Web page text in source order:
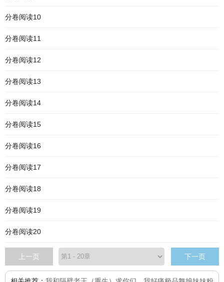
分卷阅读10
分卷阅读11
分卷阅读12
分卷阅读13
分卷阅读14
分卷阅读15
分卷阅读16
分卷阅读17
分卷阅读18
分卷阅读19
分卷阅读20
上一页 下一页